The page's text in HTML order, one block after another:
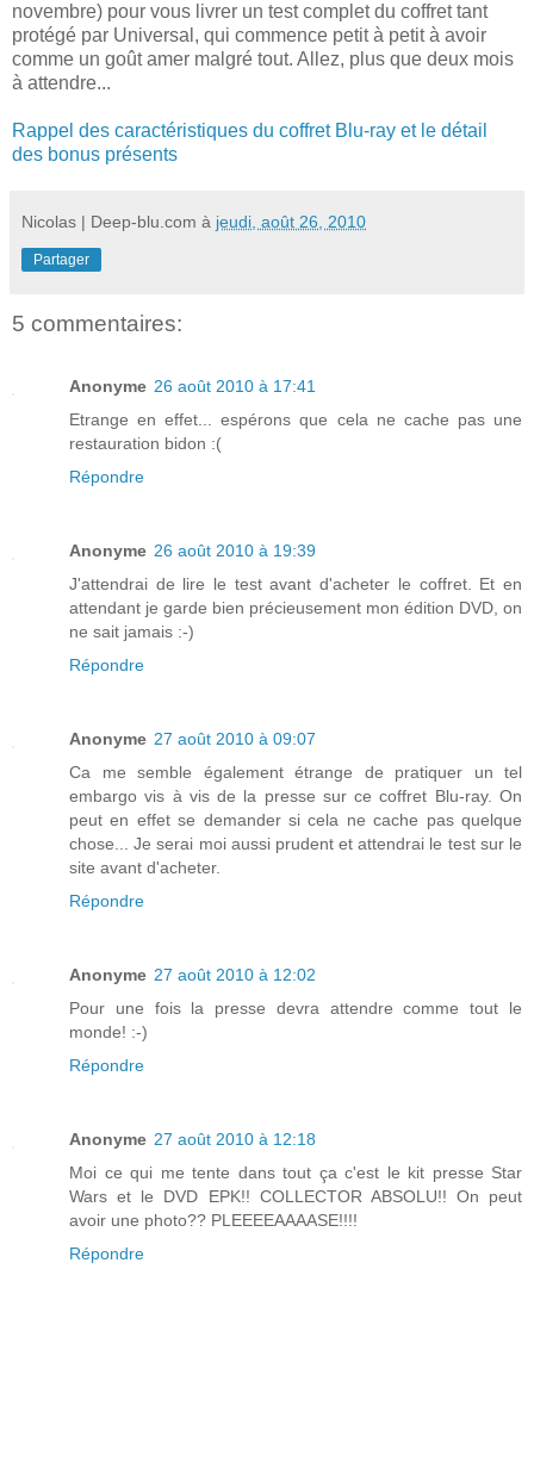
novembre) pour vous livrer un test complet du coffret tant
protégé par Universal, qui commence petit à petit à avoir
comme un goût amer malgré tout. Allez, plus que deux mois
à attendre...
Rappel des caractéristiques du coffret Blu-ray et le détail
des bonus présents
Nicolas | Deep-blu.com à jeudi, août 26, 2010
Partager
5 commentaires:
Anonyme 26 août 2010 à 17:41
Etrange en effet... espérons que cela ne cache pas une
restauration bidon :(
Répondre
Anonyme 26 août 2010 à 19:39
J'attendrai de lire le test avant d'acheter le coffret. Et en
attendant je garde bien précieusement mon édition DVD, on
ne sait jamais :-)
Répondre
Anonyme 27 août 2010 à 09:07
Ca me semble également étrange de pratiquer un tel
embargo vis à vis de la presse sur ce coffret Blu-ray. On
peut en effet se demander si cela ne cache pas quelque
chose... Je serai moi aussi prudent et attendrai le test sur le
site avant d'acheter.
Répondre
Anonyme 27 août 2010 à 12:02
Pour une fois la presse devra attendre comme tout le
monde! :-)
Répondre
Anonyme 27 août 2010 à 12:18
Moi ce qui me tente dans tout ça c'est le kit presse Star
Wars et le DVD EPK!! COLLECTOR ABSOLU!! On peut
avoir une photo?? PLEEEEAAAASE!!!!
Répondre